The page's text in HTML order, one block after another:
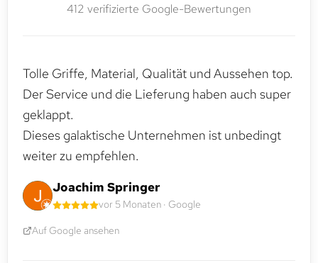
412 verifizierte Google-Bewertungen
Tolle Griffe, Material, Qualität und Aussehen top.
Der Service und die Lieferung haben auch super
geklappt.
Dieses galaktische Unternehmen ist unbedingt
weiter zu empfehlen.
Joachim Springer
vor 5 Monaten · Google
Auf Google ansehen